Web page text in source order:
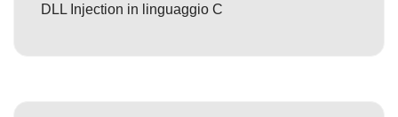
DLL Injection in linguaggio C